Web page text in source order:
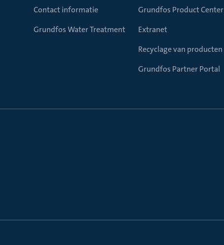
Contact informatie
Grundfos Water Treatment
Grundfos Product Center
Extranet
Recyclage van producten
Grundfos Partner Portal